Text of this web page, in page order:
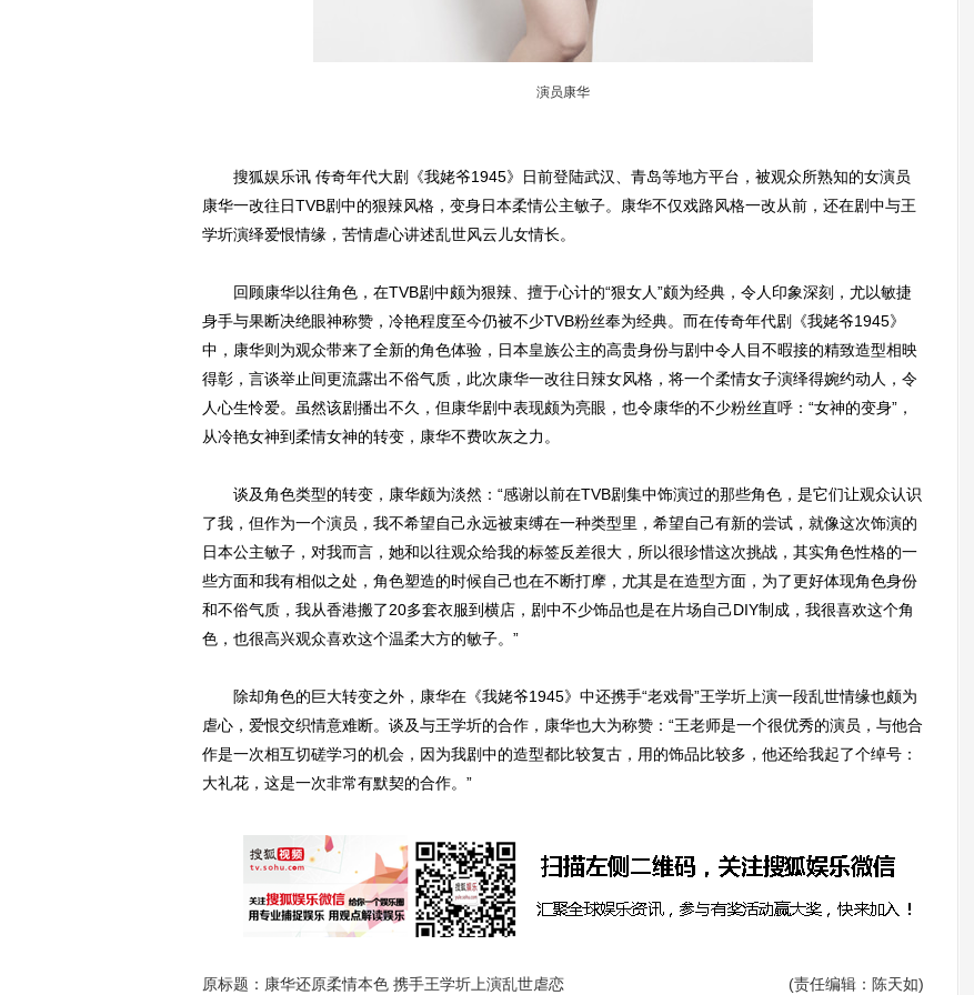
演员康华
搜狐娱乐讯 传奇年代大剧《我姥爷1945》日前登陆武汉、青岛等地方平台，被观众所熟知的女演员
康华一改往日TVB剧中的狠辣风格，变身日本柔情公主敏子。康华不仅戏路风格一改从前，还在剧中与王
学圻演绎爱恨情缘，苦情虐心讲述乱世风云儿女情长。
回顾康华以往角色，在TVB剧中颇为狠辣、擅于心计的“狠女人”颇为经典，令人印象深刻，尤以敏捷
身手与果断决绝眼神称赞，冷艳程度至今仍被不少TVB粉丝奉为经典。而在传奇年代剧《我姥爷1945》
中，康华则为观众带来了全新的角色体验，日本皇族公主的高贵身份与剧中令人目不暇接的精致造型相映
得彰，言谈举止间更流露出不俗气质，此次康华一改往日辣女风格，将一个柔情女子演绎得婉约动人，令
人心生怜爱。虽然该剧播出不久，但康华剧中表现颇为亮眼，也令康华的不少粉丝直呼：“女神的变身”，
从冷艳女神到柔情女神的转变，康华不费吹灰之力。
谈及角色类型的转变，康华颇为淡然：“感谢以前在TVB剧集中饰演过的那些角色，是它们让观众认识
了我，但作为一个演员，我不希望自己永远被束缚在一种类型里，希望自己有新的尝试，就像这次饰演的
日本公主敏子，对我而言，她和以往观众给我的标签反差很大，所以很珍惜这次挑战，其实角色性格的一
些方面和我有相似之处，角色塑造的时候自己也在不断打摩，尤其是在造型方面，为了更好体现角色身份
和不俗气质，我从香港搬了20多套衣服到横店，剧中不少饰品也是在片场自己DIY制成，我很喜欢这个角
色，也很高兴观众喜欢这个温柔大方的敏子。”
除却角色的巨大转变之外，康华在《我姥爷1945》中还携手“老戏骨”王学圻上演一段乱世情缘也颇为
虐心，爱恨交织情意难断。谈及与王学圻的合作，康华也大为称赞：“王老师是一个很优秀的演员，与他合
作是一次相互切磋学习的机会，因为我剧中的造型都比较复古，用的饰品比较多，他还给我起了个绰号：
大礼花，这是一次非常有默契的合作。”
(责任编辑：陈天如)
原标题：康华还原柔情本色 携手王学圻上演乱世虐恋